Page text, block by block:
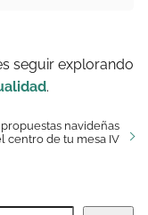
seguir explorando
.
navideñas
centro de tu mesa IV